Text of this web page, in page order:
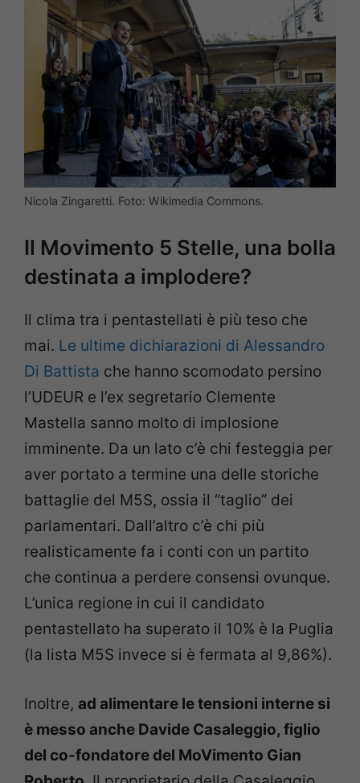
Nicola Zingaretti. Foto: Wikimedia Commons.
Il Movimento 5 Stelle, una bolla
destinata a implodere?
Il clima tra i pentastellati è più teso che
mai. Le ultime dichiarazioni di Alessandro
Di Battista che hanno scomodato persino
l’UDEUR e l’ex segretario Clemente
Mastella sanno molto di implosione
imminente. Da un lato c’è chi festeggia per
aver portato a termine una delle storiche
battaglie del M5S, ossia il “taglio” dei
parlamentari. Dall’altro c’è chi più
realisticamente fa i conti con un partito
che continua a perdere consensi ovunque.
L’unica regione in cui il candidato
pentastellato ha superato il 10% è la Puglia
(la lista M5S invece si è fermata al 9,86%).
Inoltre, ad alimentare le tensioni interne si
è messo anche Davide Casaleggio, figlio
del co-fondatore del MoVimento Gian